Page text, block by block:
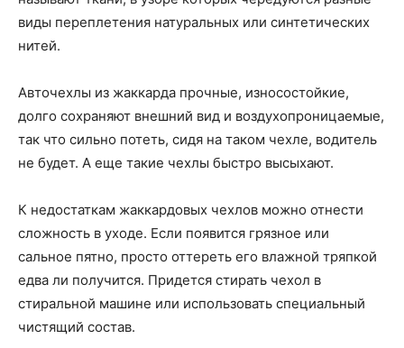
виды переплетения натуральных или синтетических
нитей.
Авточехлы из жаккарда прочные, износостойкие,
долго сохраняют внешний вид и воздухопроницаемые,
так что сильно потеть, сидя на таком чехле, водитель
не будет. А еще такие чехлы быстро высыхают.
К недостаткам жаккардовых чехлов можно отнести
сложность в уходе. Если появится грязное или
сальное пятно, просто оттереть его влажной тряпкой
едва ли получится. Придется стирать чехол в
стиральной машине или использовать специальный
чистящий состав.